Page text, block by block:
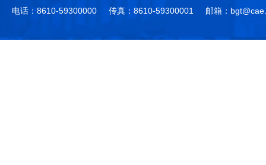
电话：8610-59300000
传真：8610-59300001 邮箱：